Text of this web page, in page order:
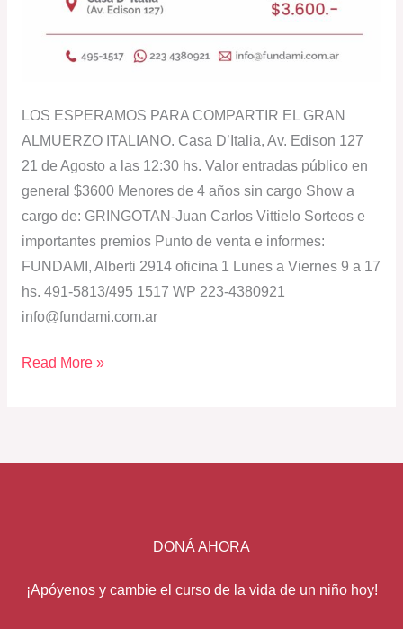
LOS ESPERAMOS PARA COMPARTIR EL GRAN
ALMUERZO ITALIANO. Casa D’Italia, Av. Edison 127
21 de Agosto a las 12:30 hs. Valor entradas público en
general $3600 Menores de 4 años sin cargo Show a
cargo de: GRINGOTAN-Juan Carlos Vittielo Sorteos e
importantes premios Punto de venta e informes:
FUNDAMI, Alberti 2914 oficina 1 Lunes a Viernes 9 a 17
hs. 491-5813/495 1517 WP 223-4380921
info@fundami.com.ar
Read More »
DONÁ AHORA
¡Apóyenos y cambie el curso de la vida de un niño hoy!